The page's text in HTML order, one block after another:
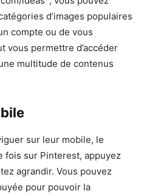
d’images populaires
compte ou de vous
vous permettre d’accéder
multitude de contenus
sur leur mobile, le
fois sur Pinterest, appuyez
agrandir. Vous pouvez
pour pouvoir la